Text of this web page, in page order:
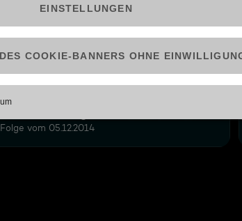
Folge vom 05.12.2014